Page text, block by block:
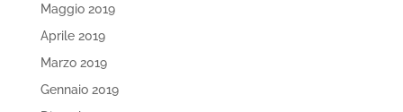
Maggio 2019
Aprile 2019
Marzo 2019
Gennaio 2019